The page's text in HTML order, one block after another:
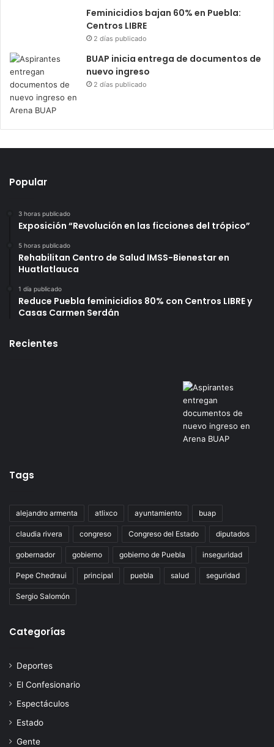
Feminicidios bajan 60% en Puebla:
Centros LIBRE
2 días publicado
BUAP inicia entrega de documentos de
nuevo ingreso
2 días publicado
Popular
3 horas publicado
Exposición “Revolución en las ficciones del trópico”
5 horas publicado
Rehabilitan Centro de Salud IMSS-Bienestar en
Huatlatlauca
1 día publicado
Reduce Puebla feminicidios 80% con Centros LIBRE y
Casas Carmen Serdán
Recientes
Tags
alejandro armenta atlixco ayuntamiento buap
claudia rivera congreso Congreso del Estado diputados
gobernador gobierno gobierno de Puebla inseguridad
Pepe Chedraui principal puebla salud seguridad
Sergio Salomón
Categorías
Deportes
El Confesionario
Espectáculos
Estado
Gente